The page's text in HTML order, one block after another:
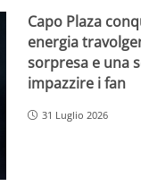
Capo Plaza
energia
sorpresa e una
impazzire i fan
31 Luglio 2026